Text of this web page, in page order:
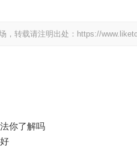
，转载请注明出处：https://
你了解吗